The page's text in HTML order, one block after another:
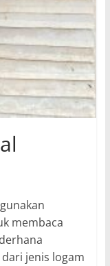
membaca
jenis logam